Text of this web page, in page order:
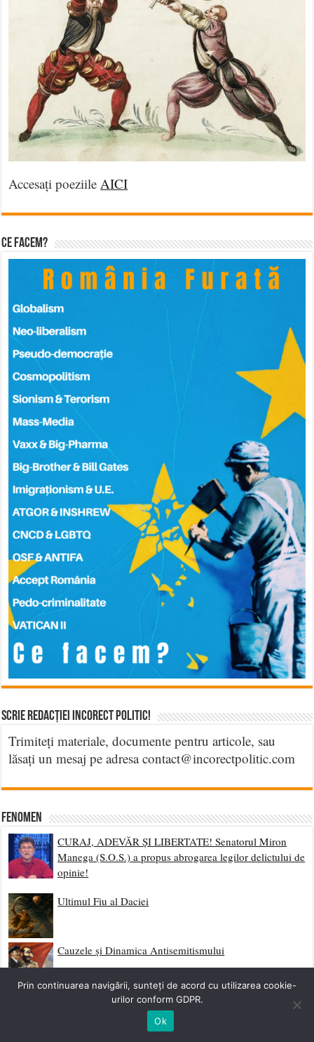
Accesați poeziile AICI
Ce facem?
Scrie Redacției Incorect Politic!
Trimiteți materiale, documente pentru articole, sau
lăsați un mesaj pe adresa contact@incorectpolitic.com
Fenomen
CURAJ, ADEVĂR ȘI LIBERTATE! Senatorul Miron
Manega (S.O.S.) a propus abrogarea legilor delictului de
opinie!
Ultimul Fiu al Daciei
Cauzele și Dinamica Antisemitismului
Năvălirea Jidanilor – de Vasile Alecsandri (Piesă
Prin continuarea navigării, sunteți de acord cu utilizarea cookie-
urilor conform GDPR.
Ok